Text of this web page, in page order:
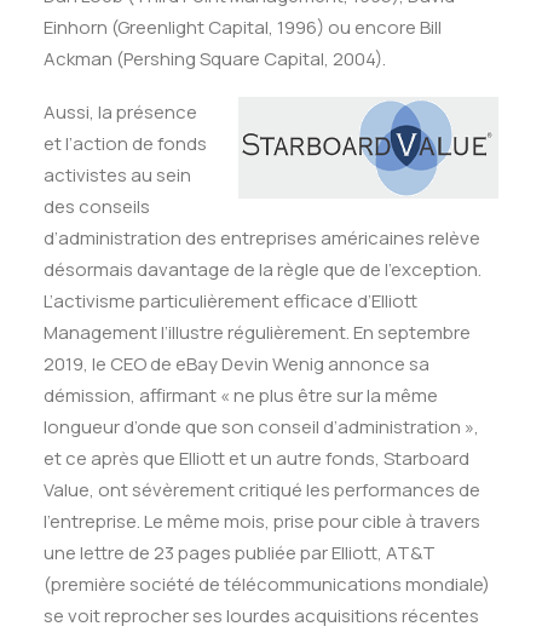
Einhorn (Greenlight Capital, 1996) ou encore Bill
Ackman (Pershing Square Capital, 2004).
Aussi, la présence
et l’action de fonds
activistes au sein
des conseils
d’administration des entreprises américaines relève
désormais davantage de la règle que de l’exception.
L’activisme particulièrement efficace d’Elliott
Management l’illustre régulièrement. En septembre
2019, le CEO de eBay Devin Wenig annonce sa
démission, affirmant « ne plus être sur la même
longueur d’onde que son conseil d’administration »,
et ce après que Elliott et un autre fonds, Starboard
Value, ont sévèrement critiqué les performances de
l’entreprise. Le même mois, prise pour cible à travers
une lettre de 23 pages publiée par Elliott, AT&T
(première société de télécommunications mondiale)
se voit reprocher ses lourdes acquisitions récentes